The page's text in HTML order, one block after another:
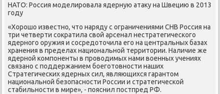
НАТО: Россия моделировала ядерную атаку на Швецию в 2013
году
«Хорошо известно, что наряду с ограничениями СНВ Россия на
три четверти сократила свой арсенал нестратегического
ядерного оружия и сосредоточила его на центральных базах
хранения в пределах национальной территории. Наличие же
ядерной компоненты в проводимых нами военных учениях
связано с поддержанием боеготовности наших
Стратегических ядерных сил, являющихся гарантом
национальной безопасности России и стратегической
стабильности в мире», - пояснил постпред РФ.